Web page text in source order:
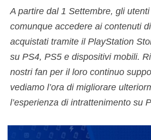
A partire dal 1 Settembre, gli
comunque accedere ai contenuti
acquistati tramite il PlayStation
su PS4, PS5 e dispositivi mobili.
nostri fan per il loro continuo
vediamo l’ora di migliorare
l’esperienza di intrattenimento su